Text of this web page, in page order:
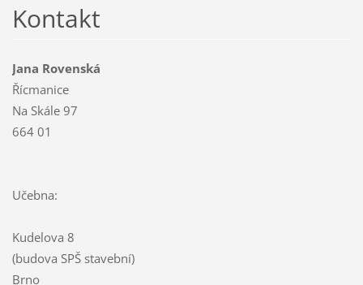
Kontakt
Jana Rovenská
Řícmanice
Na Skále 97
664 01
Učebna:
Kudelova 8
(budova SPŠ stavební)
Brno